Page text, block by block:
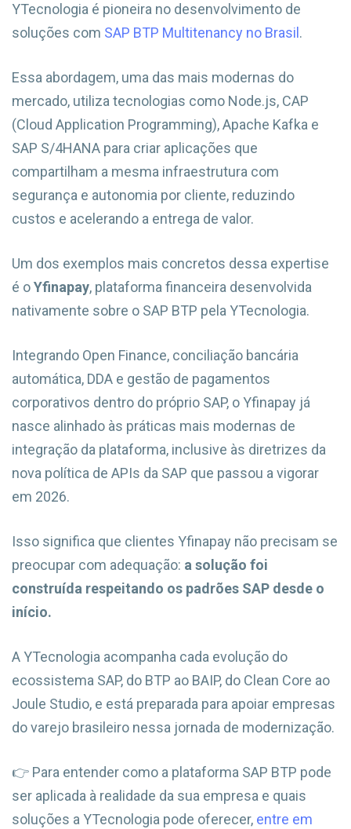
YTecnologia é pioneira no desenvolvimento de
soluções com SAP BTP Multitenancy no Brasil .
Essa abordagem, uma das mais modernas do
mercado, utiliza tecnologias como Node.js, CAP
(Cloud Application Programming), Apache Kafka e
SAP S/4HANA para criar aplicações que
compartilham a mesma infraestrutura com
segurança e autonomia por cliente, reduzindo
custos e acelerando a entrega de valor.
Um dos exemplos mais concretos dessa expertise
é oYfinapay, plataforma financeira desenvolvida
nativamente sobre o SAP BTP pela YTecnologia.
Integrando Open Finance, conciliação bancária
automática, DDA e gestão de pagamentos
corporativos dentro do próprio SAP, o Yfinapay já
nasce alinhado às práticas mais modernas de
integração da plataforma, inclusive às diretrizes da
nova política de APIs da SAP que passou a vigorar
em 2026.
Isso significa que clientes Yfinapay não precisam se
preocupar com adequação: a solução foi
construída respeitando os padrões SAP desde o
início.
A YTecnologia acompanha cada evolução do
ecossistema SAP, do BTP ao BAIP, do Clean Core ao
Joule Studio, e está preparada para apoiar empresas
do varejo brasileiro nessa jornada de modernização.
👉 Para entender como a plataforma SAP BTP pode
ser aplicada à realidade da sua empresa e quais
soluções a YTecnologia pode oferecer, entre em